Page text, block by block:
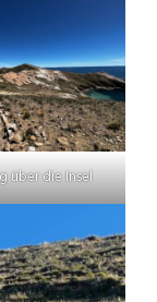
über die Insel